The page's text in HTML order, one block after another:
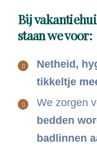
Bij
staan we voor:
Netheid,
tikkeltje
We zorgen
bedden
badlinnen